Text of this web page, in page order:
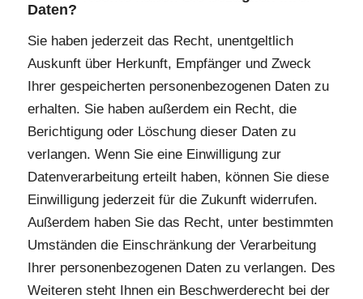
Daten?
Sie haben jederzeit das Recht, unentgeltlich
Auskunft über Herkunft, Empfänger und Zweck
Ihrer gespeicherten personenbezogenen Daten zu
erhalten. Sie haben außerdem ein Recht, die
Berichtigung oder Löschung dieser Daten zu
verlangen. Wenn Sie eine Einwilligung zur
Datenverarbeitung erteilt haben, können Sie diese
Einwilligung jederzeit für die Zukunft widerrufen.
Außerdem haben Sie das Recht, unter bestimmten
Umständen die Einschränkung der Verarbeitung
Ihrer personenbezogenen Daten zu verlangen. Des
Weiteren steht Ihnen ein Beschwerderecht bei der